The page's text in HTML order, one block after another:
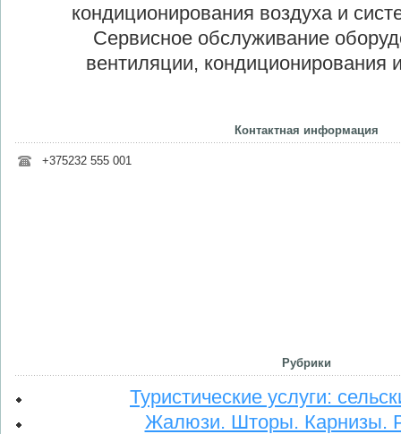
кондиционирования воздуха и
Сервисное обслуживание
вентиляции, кондиционирования
Контактная информация
+375232 555 001
Рубрики
Туристические услуги:
Жалюзи. Шторы. Карнизы.